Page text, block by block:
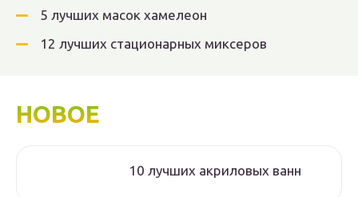
5 лучших масок хамелеон
12 лучших стационарных миксеров
НОВОЕ
10 лучших акриловых ванн